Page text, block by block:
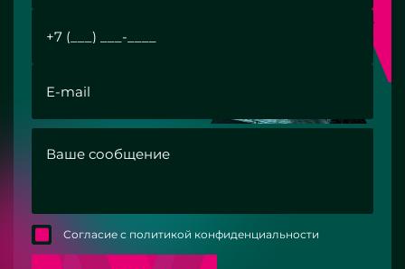
Согласие с политикой конфиденциальности